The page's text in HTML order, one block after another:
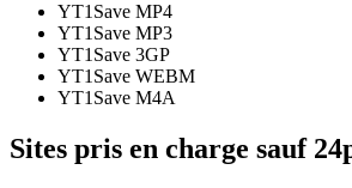
YT1Save MP4
YT1Save MP3
YT1Save 3GP
YT1Save WEBM
YT1Save M4A
Sites pris en charge sauf